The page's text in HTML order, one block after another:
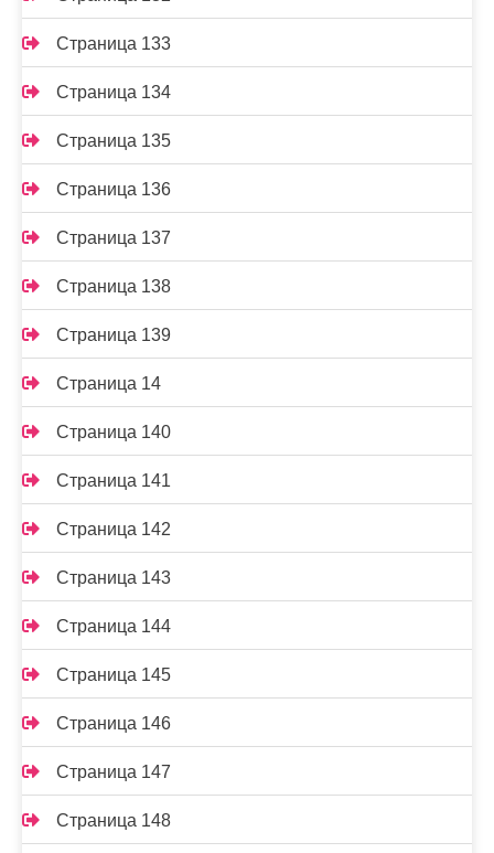
Страница 133
Страница 134
Страница 135
Страница 136
Страница 137
Страница 138
Страница 139
Страница 14
Страница 140
Страница 141
Страница 142
Страница 143
Страница 144
Страница 145
Страница 146
Страница 147
Страница 148